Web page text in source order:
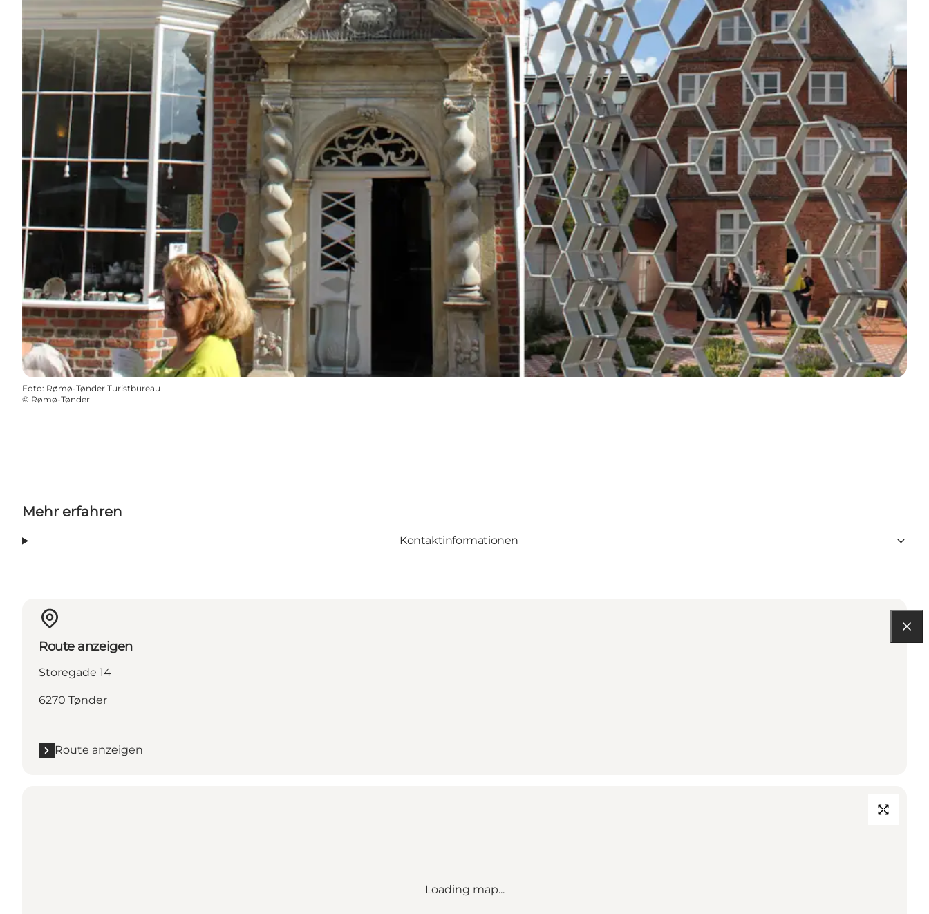
Foto: Rømø-Tønder Turistbureau
© Rømø-Tønder
Mehr erfahren
Kontaktinformationen
Route anzeigen
Storegade 14
6270 Tønder
Route anzeigen
Loading map...